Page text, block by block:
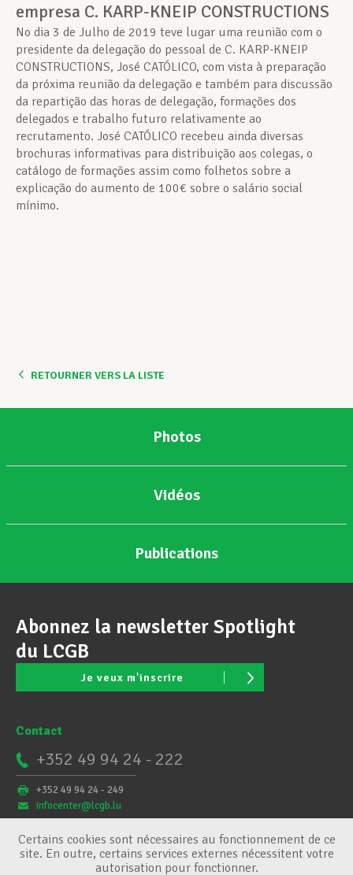
empresa C. KARP-KNEIP CONSTRUCTIONS
No dia 3 de Julho de 2019 teve lugar uma reunião com o
presidente da delegação do pessoal de C. KARP-KNEIP
CONSTRUCTIONS, José CATÓLICO, com vista à preparação
da próxima reunião da delegação e também para discussão
da repartição das horas de delegação, formações dos
delegados e trabalho futuro relativamente ao
recrutamento. José CATÓLICO recebeu ainda diversas
brochuras informativas para distribuição aos colegas, o
catálogo de formações assim como folhetos sobre a
explicação do aumento de 100€ sobre o salário social
mínimo.
RETOURNER VERS LA LISTE
Photos
Vidéos
Publications
Abonnez la newsletter Spotlight
du LCGB
Je veux m'inscrire
Contact
+352 49 94 24 - 222
+352 49 94 24 - 249
infocenter@lcgb.lu
Certains cookies sont nécessaires au fonctionnement de ce
site. En outre, certains services externes nécessitent votre
autorisation pour fonctionner.